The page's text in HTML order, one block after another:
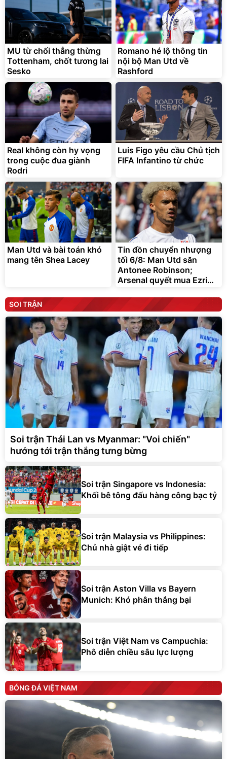
MU từ chối thẳng thừng
Tottenham, chốt tương lai
Sesko
Romano hé lộ thông tin
nội bộ Man Utd về
Rashford
Real không còn hy vọng
trong cuộc đua giành
Rodri
Luis Figo yêu cầu Chủ tịch
FIFA Infantino từ chức
Man Utd và bài toán khó
mang tên Shea Lacey
Tin đồn chuyển nhượng
tối 6/8: Man Utd săn
Antonee Robinson;
Arsenal quyết mua Ezri
SOI TRẬN
Soi trận Thái Lan vs Myanmar: "Voi chiến"
hướng tới trận thắng tưng bừng
Soi trận Singapore vs Indonesia:
Khối bê tông đấu hàng công bạc tỷ
Soi trận Malaysia vs Philippines:
Chủ nhà giật vé đi tiếp
Soi trận Aston Villa vs Bayern
Munich: Khó phân thắng bại
Soi trận Việt Nam vs Campuchia:
Phô diễn chiều sâu lực lượng
BÓNG ĐÁ VIỆT NAM